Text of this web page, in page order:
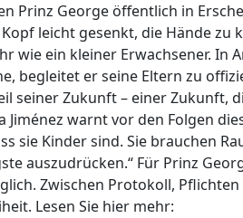
Prinz George öffentlich in
leicht gesenkt, die Hände zu
wie ein kleiner Erwachsener. In
begleitet er seine Eltern zu
seiner Zukunft – einer Zukunft,
warnt vor den Folgen
sie Kinder sind. Sie brauchen
auszudrücken.“ Für Prinz
Zwischen Protokoll,
Lesen Sie hier mehr: